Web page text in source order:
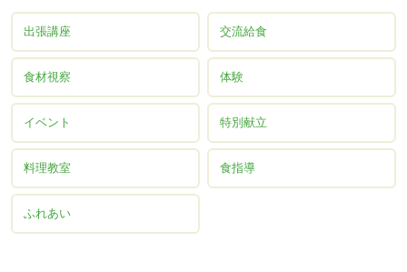
出張講座 交流給食
食材視察 体験
イベント 特別献立
料理教室 食指導
ふれあい